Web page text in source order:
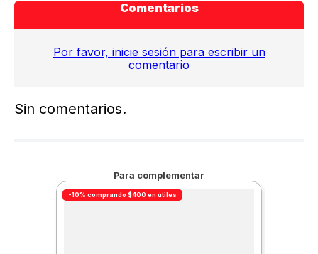
Comentarios
Por favor, inicie sesión para escribir un
comentario
Sin comentarios.
Para complementar
-10% comprando $400 en útiles